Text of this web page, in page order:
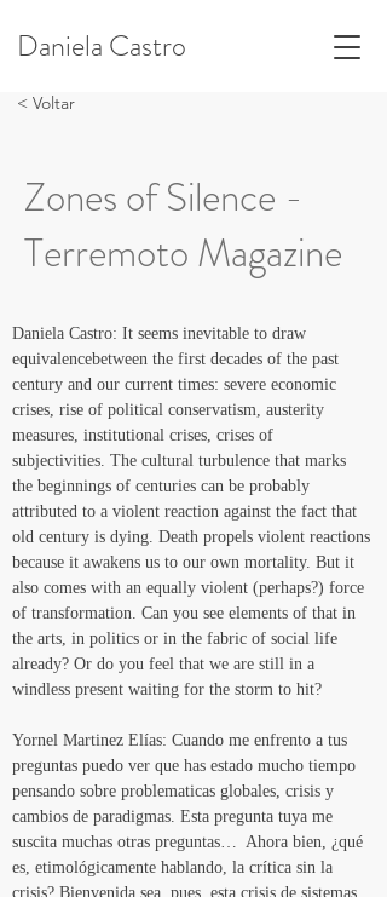
Daniela Castro
< Voltar
Zones of Silence -
Terremoto Magazine
Daniela Castro: It seems inevitable to draw
equivalencebetween the first decades of the past
century and our current times: severe economic
crises, rise of political conservatism, austerity
measures, institutional crises, crises of
subjectivities. The cultural turbulence that marks
the beginnings of centuries can be probably
attributed to a violent reaction against the fact that
old century is dying. Death propels violent reactions
because it awakens us to our own mortality. But it
also comes with an equally violent (perhaps?) force
of transformation. Can you see elements of that in
the arts, in politics or in the fabric of social life
already? Or do you feel that we are still in a
windless present waiting for the storm to hit?
Yornel Martinez Elías: Cuando me enfrento a tus
preguntas puedo ver que has estado mucho tiempo
pensando sobre problematicas globales, crisis y
cambios de paradigmas. Esta pregunta tuya me
suscita muchas otras preguntas…  Ahora bien, ¿qué
es, etimológicamente hablando, la crítica sin la
crisis? Bienvenida sea, pues, esta crisis de sistemas,